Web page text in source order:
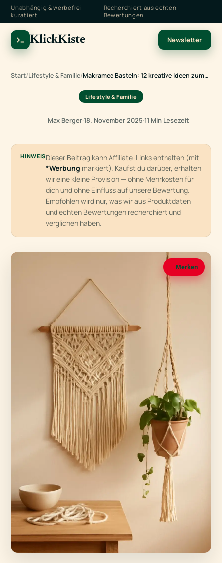
Unabhängig & werbefrei
kuratiert
Recherchiert aus echten
Bewertungen
KlickKiste Newsletter
Start/Lifestyle & Familie/Makramee Basteln: 12 kreative Ideen zum…
Lifestyle & Familie
Max Berger·18. November 2025·11 Min Lesezeit
HINWEISDieser Beitrag kann Affiliate-Links enthalten (mit
*Werbung markiert). Kaufst du darüber, erhalten
wir eine kleine Provision — ohne Mehrkosten für
dich und ohne Einfluss auf unsere Bewertung.
Empfohlen wird nur, was wir aus Produktdaten
und echten Bewertungen recherchiert und
verglichen haben.
Merken